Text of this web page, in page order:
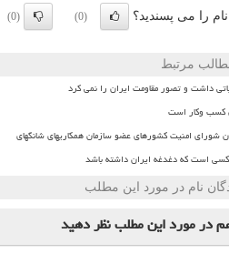
را می پسندید؟ (0)
(0)
مرتبط
داشت و تصور مقاومت ایران را نمی کرد
کسب وکار است
امنیت کشورهای عضو سازمان همکاریهای شانگهای
است که دغدغه ایران داشته باشد
نام در مورد این مطلب
در مورد این مطلبنظر دهید